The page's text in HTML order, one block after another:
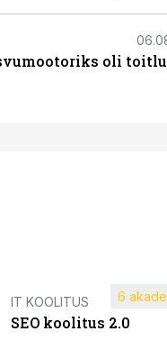
oli
IT KOOLITUS
SEO koolitus 2.0
6